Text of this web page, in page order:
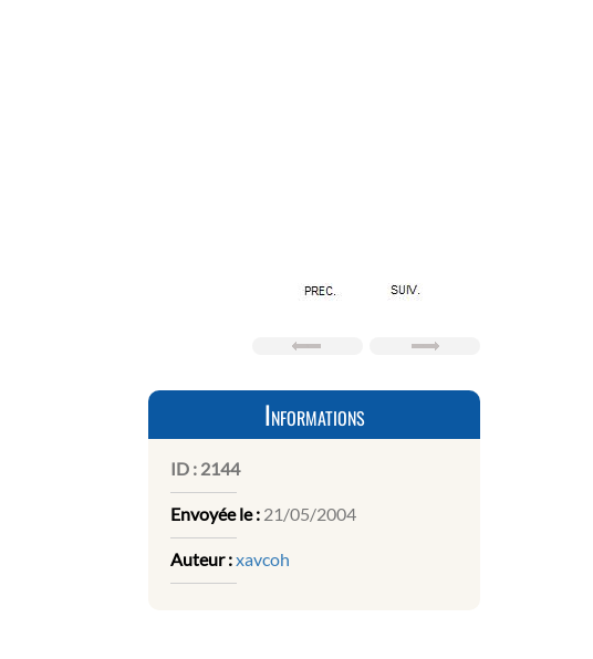
Informations
ID : 2144
Envoyée le : 21/05/2004
Auteur :xavcoh